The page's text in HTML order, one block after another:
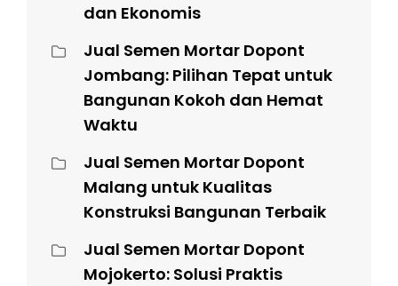
dan Ekonomis
Jual Semen Mortar Dopont
Jombang: Pilihan Tepat untuk
Bangunan Kokoh dan Hemat
Waktu
Jual Semen Mortar Dopont
Malang untuk Kualitas
Konstruksi Bangunan Terbaik
Jual Semen Mortar Dopont
Mojokerto: Solusi Praktis